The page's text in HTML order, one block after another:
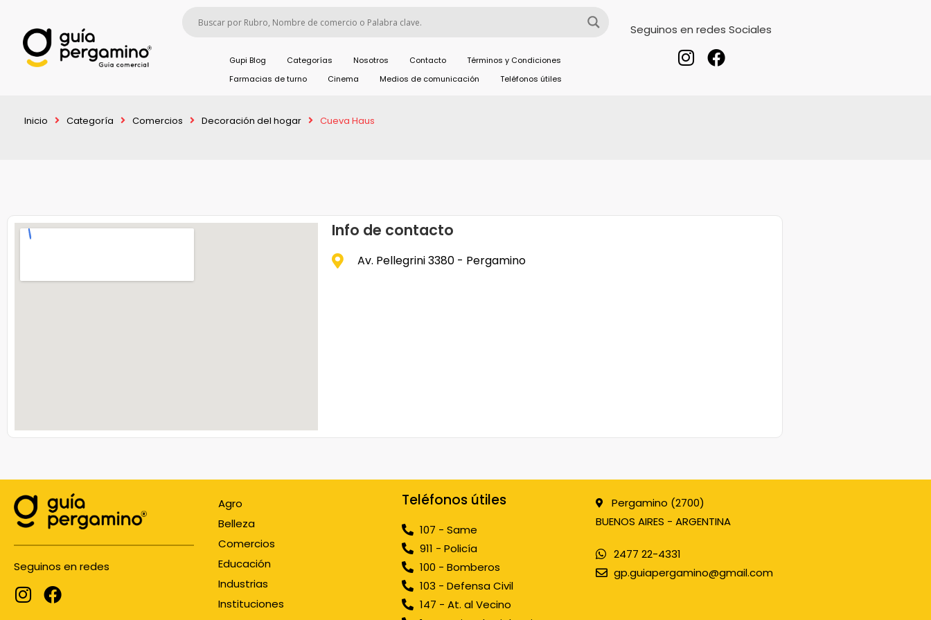
Gupi Blog Categorías Nosotros Contacto
Términos y Condiciones
Farmacias de turno
Cinema Medios de comunicación Teléfonos útiles
Seguinos en redes Sociales
Inicio Categoría Comercios Decoración del hogar Cueva Haus
Info de contacto
Av. Pellegrini 3380 - Pergamino
Seguinos en redes
Agro
Belleza
Comercios
Educación
Industrias
Instituciones
Teléfonos útiles
107 - Same
911 - Policía
100 - Bomberos
103 - Defensa Civil
147 - At. al Vecino
Pergamino (2700)
BUENOS AIRES - ARGENTINA
2477 22-4331
gp.guiapergamino@gmail.com